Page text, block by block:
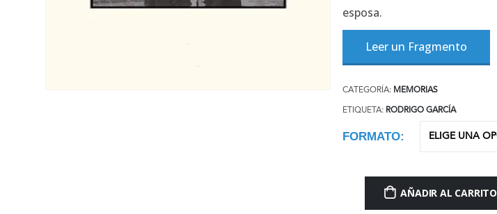
esposa.
Leer un Fragmento
CATEGORÍA: MEMORIAS
ETIQUETA: RODRIGO GARCÍA
FORMATO
AÑADIR AL CARRITO